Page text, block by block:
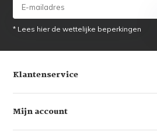
* Lees hier de wettelijke beperkingen
Klantenservice
Mijn account